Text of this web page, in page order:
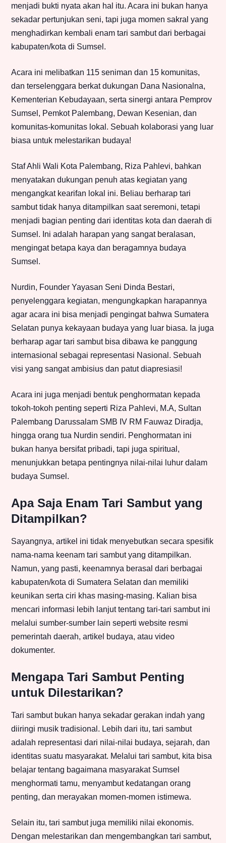
menjadi bukti nyata akan hal itu. Acara ini bukan hanya
sekadar pertunjukan seni, tapi juga momen sakral yang
menghadirkan kembali enam tari sambut dari berbagai
kabupaten/kota di Sumsel.
Acara ini melibatkan 115 seniman dan 15 komunitas,
dan terselenggara berkat dukungan Dana Nasionalna,
Kementerian Kebudayaan, serta sinergi antara Pemprov
Sumsel, Pemkot Palembang, Dewan Kesenian, dan
komunitas-komunitas lokal. Sebuah kolaborasi yang luar
biasa untuk melestarikan budaya!
Staf Ahli Wali Kota Palembang, Riza Pahlevi, bahkan
menyatakan dukungan penuh atas kegiatan yang
mengangkat kearifan lokal ini. Beliau berharap tari
sambut tidak hanya ditampilkan saat seremoni, tetapi
menjadi bagian penting dari identitas kota dan daerah di
Sumsel. Ini adalah harapan yang sangat beralasan,
mengingat betapa kaya dan beragamnya budaya
Sumsel.
Nurdin, Founder Yayasan Seni Dinda Bestari,
penyelenggara kegiatan, mengungkapkan harapannya
agar acara ini bisa menjadi pengingat bahwa Sumatera
Selatan punya kekayaan budaya yang luar biasa. Ia juga
berharap agar tari sambut bisa dibawa ke panggung
internasional sebagai representasi Nasional. Sebuah
visi yang sangat ambisius dan patut diapresiasi!
Acara ini juga menjadi bentuk penghormatan kepada
tokoh-tokoh penting seperti Riza Pahlevi, M.A, Sultan
Palembang Darussalam SMB IV RM Fauwaz Diradja,
hingga orang tua Nurdin sendiri. Penghormatan ini
bukan hanya bersifat pribadi, tapi juga spiritual,
menunjukkan betapa pentingnya nilai-nilai luhur dalam
budaya Sumsel.
Apa Saja Enam Tari Sambut yang
Ditampilkan?
Sayangnya, artikel ini tidak menyebutkan secara spesifik
nama-nama keenam tari sambut yang ditampilkan.
Namun, yang pasti, keenamnya berasal dari berbagai
kabupaten/kota di Sumatera Selatan dan memiliki
keunikan serta ciri khas masing-masing. Kalian bisa
mencari informasi lebih lanjut tentang tari-tari sambut ini
melalui sumber-sumber lain seperti website resmi
pemerintah daerah, artikel budaya, atau video
dokumenter.
Mengapa Tari Sambut Penting
untuk Dilestarikan?
Tari sambut bukan hanya sekadar gerakan indah yang
diiringi musik tradisional. Lebih dari itu, tari sambut
adalah representasi dari nilai-nilai budaya, sejarah, dan
identitas suatu masyarakat. Melalui tari sambut, kita bisa
belajar tentang bagaimana masyarakat Sumsel
menghormati tamu, menyambut kedatangan orang
penting, dan merayakan momen-momen istimewa.
Selain itu, tari sambut juga memiliki nilai ekonomis.
Dengan melestarikan dan mengembangkan tari sambut,